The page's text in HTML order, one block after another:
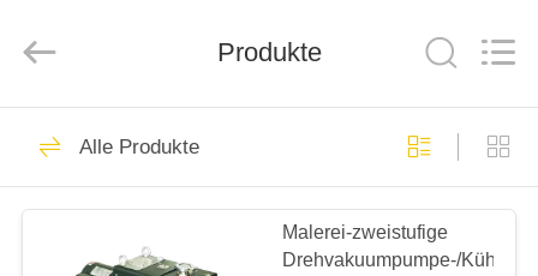
HAUSE
PRODUKTE
Ltd..
Produkte
Alle Produkte
Malerei-zweistufige
Drehvakuumpumpe-/